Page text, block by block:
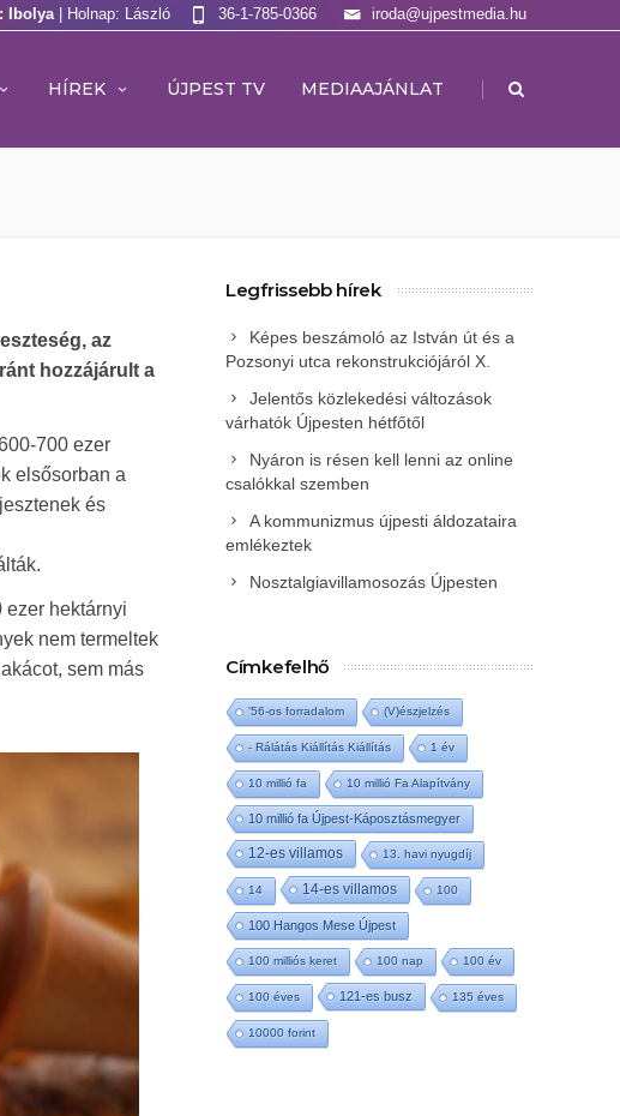
Ibolya | Holnap: László iroda@ujpestmedia.hu
36-1-785-0366
HÍREK ÚJPEST TV MEDIAAJÁNLAT |
az
hozzájárult a
700 ezer
elsősorban a
és
ezer hektárnyi
nem termeltek
sem más
Legfrissebb hírek
Képes beszámoló az István út és a
Pozsonyi utca rekonstrukciójáról X.
Jelentős közlekedési változások
várhatók Újpesten hétfőtől
Nyáron is résen kell lenni az online
csalókkal szemben
A kommunizmus újpesti áldozataira
emlékeztek
Nosztalgiavillamosozás Újpesten
Címkefelhő
'56-os forradalom (V)észjelzés
- Rálátás Kiállítás Kiállítás 1 év
10 millió fa 10 millió Fa Alapítvány
10 millió fa Újpest-Káposztásmegyer
12-es villamos 13. havi nyugdíj
14 14-es villamos 100
100 Hangos Mese Újpest
100 milliós keret 100 nap 100 év
100 éves 121-es busz 135 éves
10000 forint